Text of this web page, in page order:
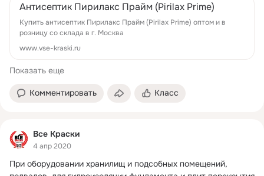
Антисептик Пирилакс Прайм (Pirilax Prime)
Купить антисептик Пирилакс Прайм (Pirilax Prime) оптом и в
розницу со склада в г. Москва
www.vse-kraski.ru
Показать еще
Комментировать Класс
Все Краски
4 апр 2020
При оборудовании хранилищ и подсобных помещений,